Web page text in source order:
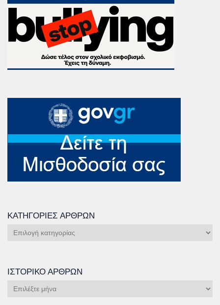
ΚΑΤΗΓΟΡΊΕΣ ΆΡΘΡΩΝ
Κατηγορίες
ΙΣΤΟΡΙΚΌ ΆΡΘΡΩΝ
Ιστορικό